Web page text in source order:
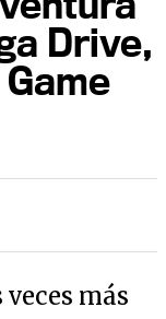
Drive,
más